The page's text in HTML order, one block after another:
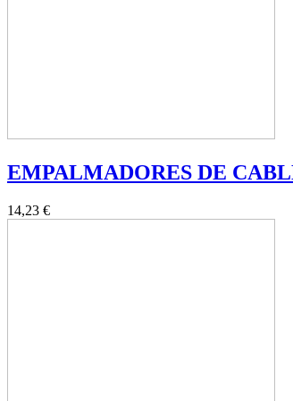
EMPALMADORES DE
14,23 €